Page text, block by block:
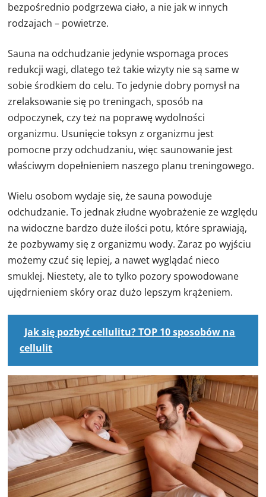
bezpośrednio podgrzewa ciało, a nie jak w innych
rodzajach – powietrze.
Sauna na odchudzanie jedynie wspomaga proces
redukcji wagi, dlatego też takie wizyty nie są same w
sobie środkiem do celu. To jedynie dobry pomysł na
zrelaksowanie się po treningach, sposób na
odpoczynek, czy też na poprawę wydolności
organizmu. Usunięcie toksyn z organizmu jest
pomocne przy odchudzaniu, więc saunowanie jest
właściwym dopełnieniem naszego planu treningowego.
Wielu osobom wydaje się, że sauna powoduje
odchudzanie. To jednak złudne wyobrażenie ze względu
na widoczne bardzo duże ilości potu, które sprawiają,
że pozbywamy się z organizmu wody. Zaraz po wyjściu
możemy czuć się lepiej, a nawet wyglądać nieco
smuklej. Niestety, ale to tylko pozory spowodowane
ujędrnieniem skóry oraz dużo lepszym krążeniem.
Jak się pozbyć cellulitu? TOP 10 sposobów na
cellulit